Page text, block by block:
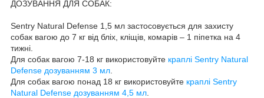
ДОЗУВАННЯ ДЛЯ СОБАК:
Sentry Natural Defense 1,5 мл застосовується для захисту
собак вагою до 7 кг від бліх, кліщів, комарів – 1 піпетка на 4
тижні.
Для собак вагою 7-18 кг використовуйте краплі Sentry Natural
Defense дозуванням 3 мл
Для собак вагою понад 18 кг використовуйте краплі Sentry
Natural Defense дозуванням 4,5 мл